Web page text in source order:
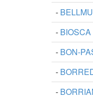
-
- BIOSCA
- BON-
-
-